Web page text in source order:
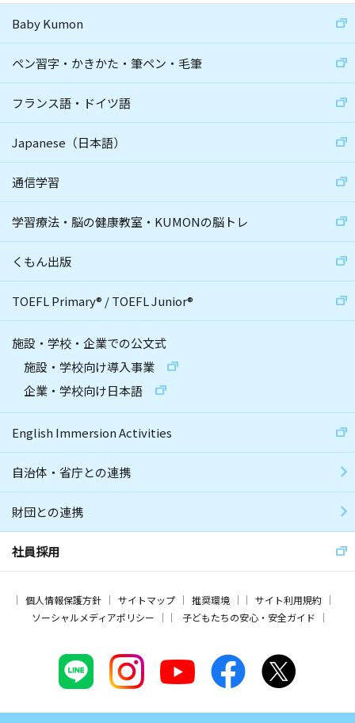
Baby Kumon
ペン習字・かきかた・筆ペン・毛筆
フランス語・ドイツ語
Japanese（日本語）
通信学習
学習療法・脳の健康教室・KUMONの脳トレ
くもん出版
TOEFL Primary® /TOEFL Junior®
施設・学校・企業での公文式
施設・学校向け導入事業
企業・学校向け日本語
English Immersion Activities
自治体・省庁との連携
財団との連携
社員採用
個人情報保護方針 サイトマップ 推奨環境
サイト利用規約
ソーシャルメディアポリシー
子どもたちの安心・安全ガイド